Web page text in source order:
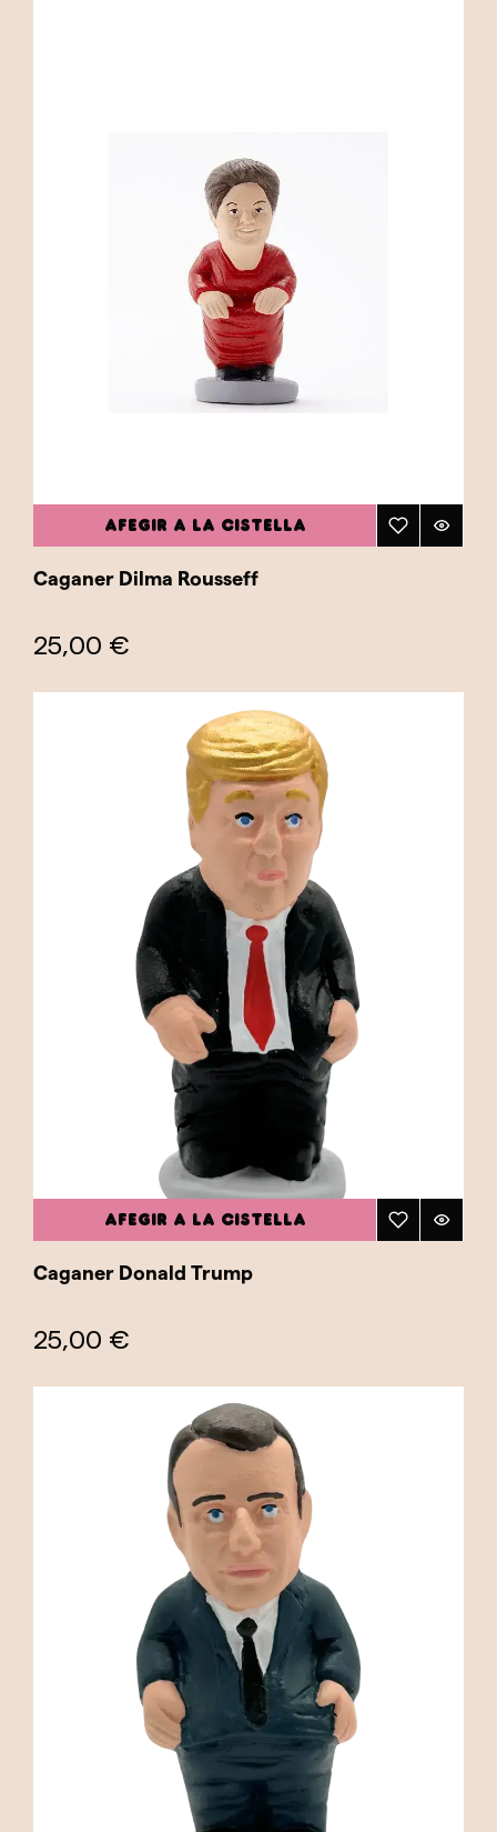
AFEGIR A LA CISTELLA
Caganer Dilma Rousseff
25,00 €
AFEGIR A LA CISTELLA
Caganer Donald Trump
25,00 €